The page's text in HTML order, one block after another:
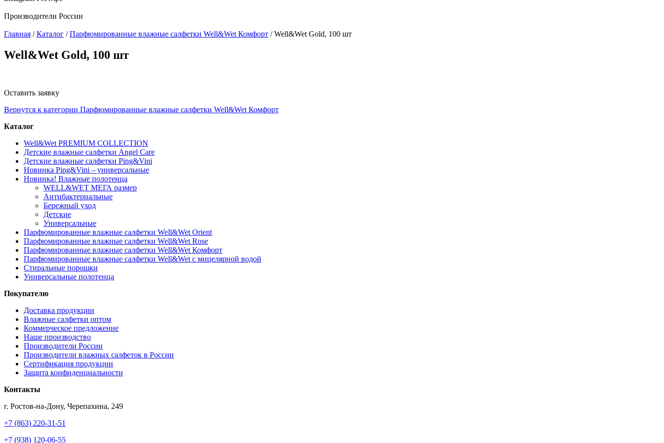
Производители России
Главная /Каталог /Парфюмированные влажные салфетки Well&Wet Комфорт /Well&Wet Gold, 100 шт
Well&Wet Gold, 100 шт
Оставить заявку
Вернутся к категории Парфюмированные влажные салфетки Well&Wet Комфорт
Каталог
Well&Wet PREMIUM COLLECTION
Детские влажные салфетки Angel Care
Детские влажные салфетки Ping&Vini
Новинка Ping&Vini – универсальные
Новинка! Влажные полотенца
WELL&WET МЕГА размер
Антибактериальные
Бережный уход
Детские
Универсальные
Парфюмированные влажные салфетки Well&Wet Orient
Парфюмированные влажные салфетки Well&Wet Rose
Парфюмированные влажные салфетки Well&Wet Комфорт
Парфюмированные влажные салфетки Well&Wet с мицелярной водой
Стиральные порошки
Универсальные полотенца
Покупателю
Доставка продукции
Влажные салфетки оптом
Коммерческое предложение
Наше производство
Производители России
Производители влажных салфеток в России
Сертификация продукции
Защита конфиденциальности
Контакты
г. Ростов-на-Дону, Черепахина, 249
+7 (863) 220-31-51
+7 (938) 120-06-55